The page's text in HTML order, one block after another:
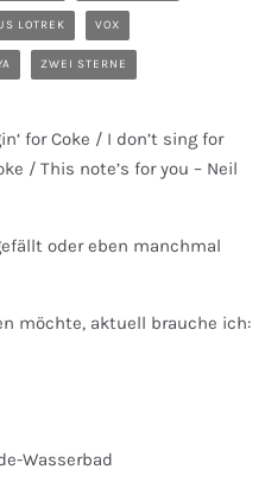
LOTREK VOX
ZWEI STERNE
for Coke / I don’t sing for
/ This note’s for you – Neil
oder eben manchmal
möchte, aktuell brauche ich:
Wasserbad